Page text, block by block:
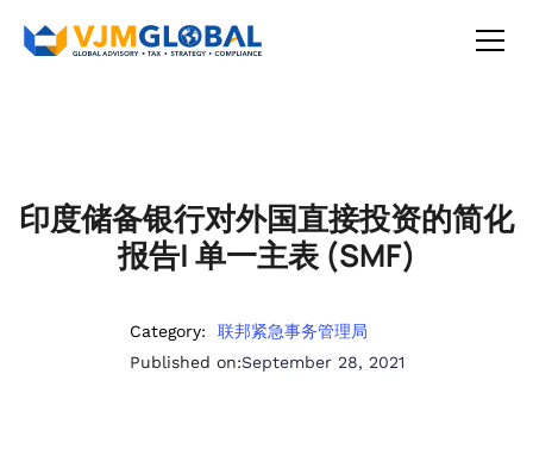
印度储备银行对外国直接投资的简化
报告| 单一主表 (SMF)
Category:
联邦紧急事务管理局
Published on:September 28, 2021